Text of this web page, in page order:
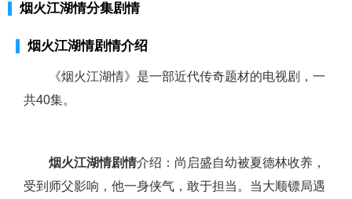
烟火江湖情分集剧情
烟火江湖情剧情介绍
《烟火江湖情》是一部近代传奇题材的电视剧，一
共40集。
烟火江湖情剧情介绍：尚启盛自幼被夏德林收养，
受到师父影响，他一身侠气，敢于担当。当大顺镖局遇